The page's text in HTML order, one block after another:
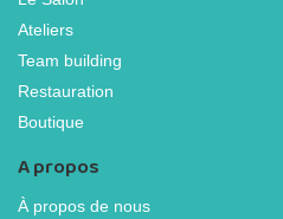
Ateliers
Team building
Restauration
Boutique
A propos
À propos de nous